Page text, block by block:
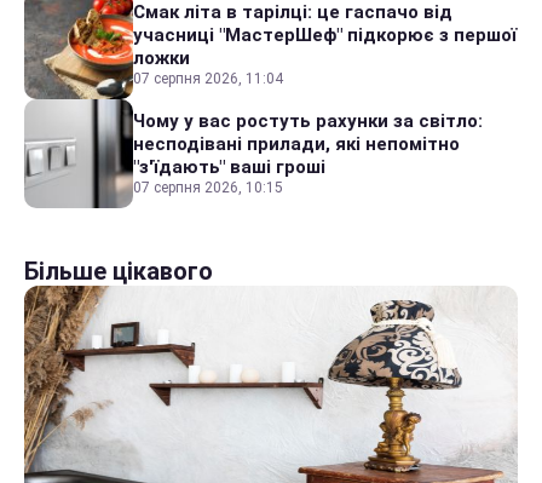
Смак літа в тарілці: це гаспачо від
учасниці "МастерШеф" підкорює з першої
ложки
07 серпня 2026, 11:04
Чому у вас ростуть рахунки за світло:
несподівані прилади, які непомітно
"з'їдають" ваші гроші
07 серпня 2026, 10:15
Більше цікавого